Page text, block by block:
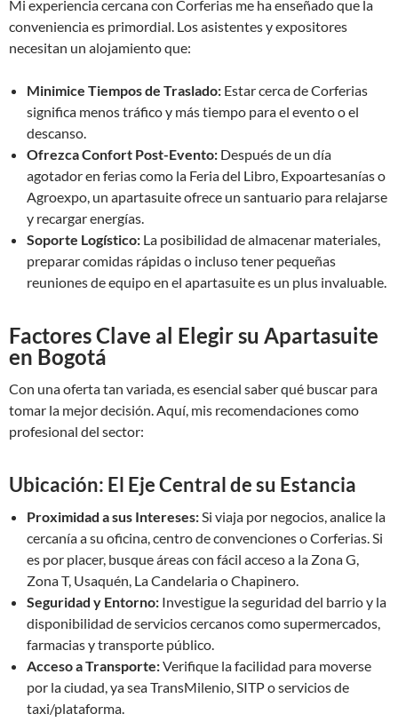
Mi experiencia cercana con Corferias me ha enseñado que la
conveniencia es primordial. Los asistentes y expositores
necesitan un alojamiento que:
Minimice Tiempos de Traslado: Estar cerca de Corferias
significa menos tráfico y más tiempo para el evento o el
descanso.
Ofrezca Confort Post-Evento: Después de un día
agotador en ferias como la Feria del Libro, Expoartesanías o
Agroexpo, un apartasuite ofrece un santuario para relajarse
y recargar energías.
Soporte Logístico: La posibilidad de almacenar materiales,
preparar comidas rápidas o incluso tener pequeñas
reuniones de equipo en el apartasuite es un plus invaluable.
Factores Clave al Elegir su Apartasuite
en Bogotá
Con una oferta tan variada, es esencial saber qué buscar para
tomar la mejor decisión. Aquí, mis recomendaciones como
profesional del sector:
Ubicación: El Eje Central de su Estancia
Proximidad a sus Intereses:Si viaja por negocios, analice la
cercanía a su oficina, centro de convenciones o Corferias. Si
es por placer, busque áreas con fácil acceso a la Zona G,
Zona T, Usaquén, La Candelaria o Chapinero.
Seguridad y Entorno: Investigue la seguridad del barrio y la
disponibilidad de servicios cercanos como supermercados,
farmacias y transporte público.
Acceso a Transporte:Verifique la facilidad para moverse
por la ciudad, ya sea TransMilenio, SITP o servicios de
taxi/plataforma.